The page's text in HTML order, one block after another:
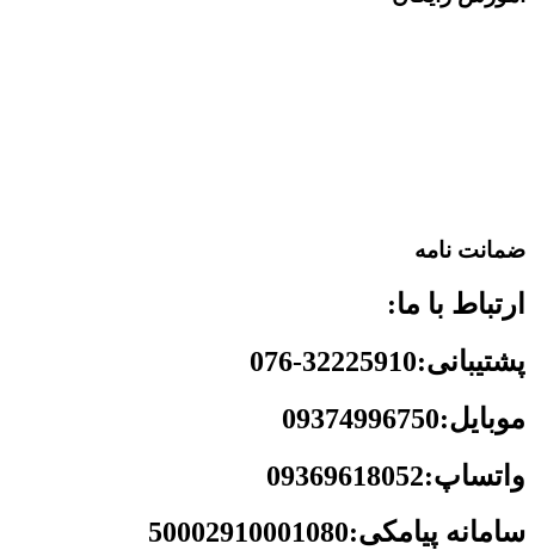
ضمانت نامه
ارتباط با ما:
پشتیبانی:32225910-076
موبایل:09374996750
واتساپ:09369618052
سامانه پیامکی:50002910001080